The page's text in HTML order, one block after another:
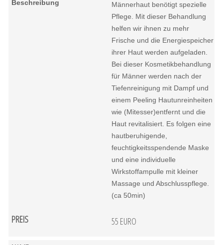
Männerhaut benötigt spezielle
Pflege. Mit dieser Behandlung
helfen wir ihnen zu mehr
Frische und die Energiespeicher
ihrer Haut werden aufgeladen.
Bei dieser Kosmetikbehandlung
für Männer werden nach der
Tiefenreinigung mit Dampf und
einem Peeling Hautunreinheiten
wie (Mitesser)entfernt und die
Haut revitalisiert. Es folgen eine
hautberuhigende,
feuchtigkeitsspendende Maske
und eine individuelle
Wirkstoffampulle mit kleiner
Massage und Abschlusspflege.
(ca 50min)
55 EURO